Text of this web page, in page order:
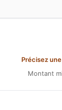
Précisez
Montant